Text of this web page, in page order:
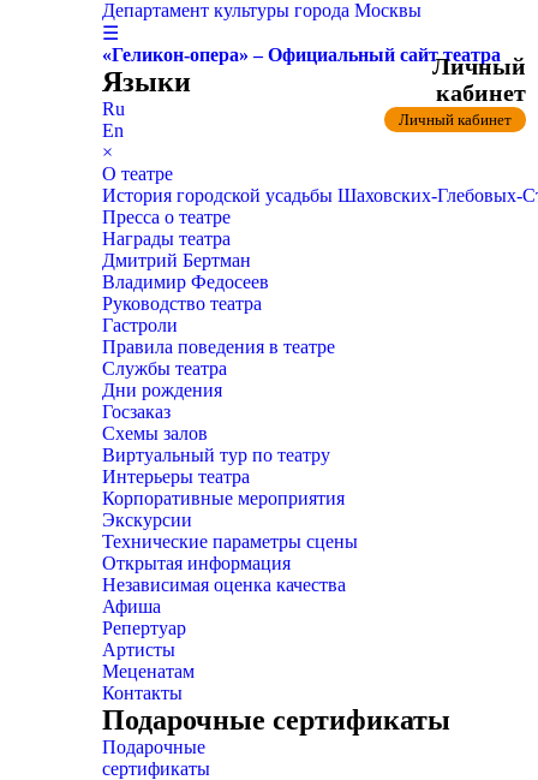
Департамент культуры города Москвы
☰
«Геликон-опера» – Официальный сайт театра
Языки
Ru
En
×
О театре
История городской усадьбы Шаховских-
Пресса о театре
Награды театра
Дмитрий Бертман
Владимир Федосеев
Руководство театра
Гастроли
Правила поведения в театре
Службы театра
Дни рождения
Госзаказ
Схемы залов
Виртуальный тур по театру
Интерьеры театра
Корпоративные мероприятия
Экскурсии
Технические параметры сцены
Открытая информация
Независимая оценка качества
Афиша
Репертуар
Артисты
Меценатам
Контакты
Подарочные сертификаты
Подарочные
сертификаты
Личный
кабинет
Личный кабинет